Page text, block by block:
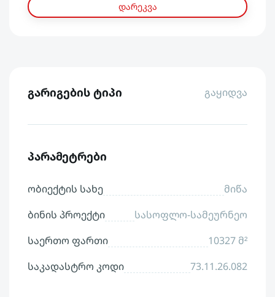
დარეკვა
გარიგების ტიპი გაყიდვა
პარამეტრები
ობიექტის სახე
მიწა
ბინის პროექტი
სასოფლო-სამეურნეო
საერთო ფართი
10327 მ²
საკადასტრო კოდი
73.11.26.082